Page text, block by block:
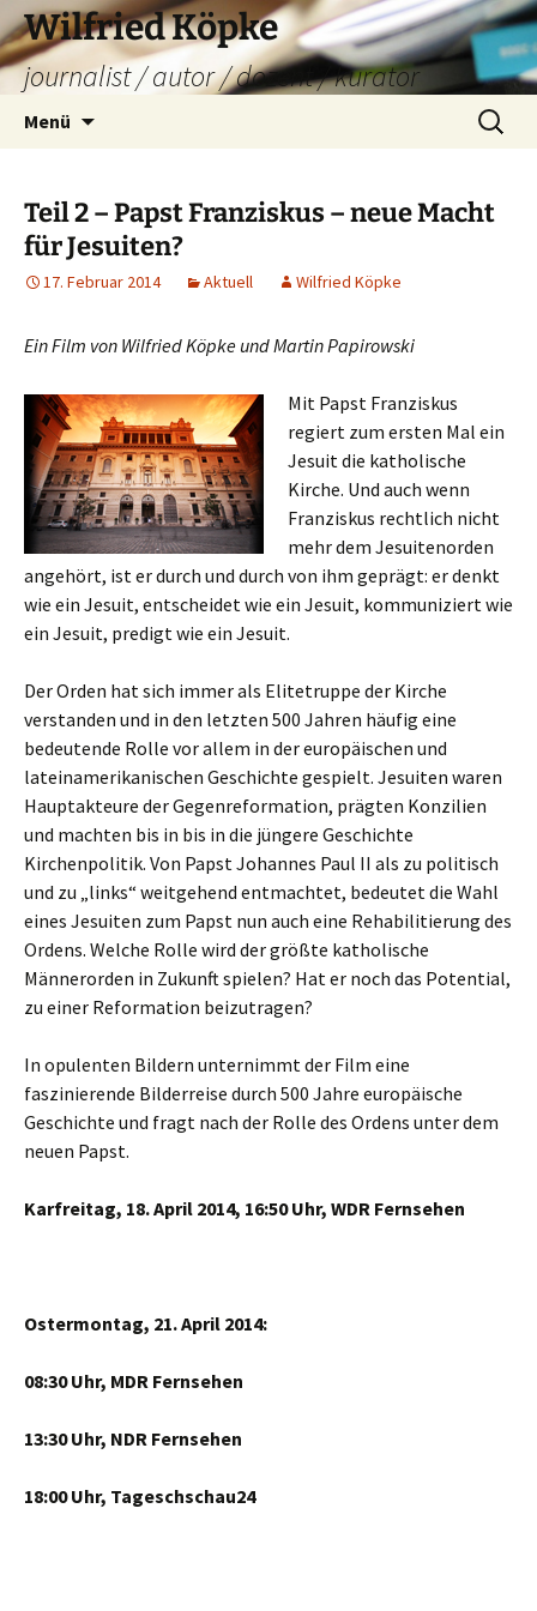
Zum
Inhalt
springen
Wilfried Köpke
journalist / autor / dozent / kurator
Menü
Suchen
nach:
Teil 2 – Papst Franziskus – neue Macht
für Jesuiten?
17. Februar 2014 Aktuell Wilfried Köpke
Ein Film von Wilfried Köpke und Martin Papirowski
Mit Papst Franziskus
regiert zum ersten Mal ein
Jesuit die katholische
Kirche. Und auch wenn
Franziskus rechtlich nicht
mehr dem Jesuitenorden
angehört, ist er durch und durch von ihm geprägt: er denkt
wie ein Jesuit, entscheidet wie ein Jesuit, kommuniziert wie
ein Jesuit, predigt wie ein Jesuit.
Der Orden hat sich immer als Elitetruppe der Kirche
verstanden und in den letzten 500 Jahren häufig eine
bedeutende Rolle vor allem in der europäischen und
lateinamerikanischen Geschichte gespielt. Jesuiten waren
Hauptakteure der Gegenreformation, prägten Konzilien
und machten bis in bis in die jüngere Geschichte
Kirchenpolitik. Von Papst Johannes Paul II als zu politisch
und zu „links“ weitgehend entmachtet, bedeutet die Wahl
eines Jesuiten zum Papst nun auch eine Rehabilitierung des
Ordens. Welche Rolle wird der größte katholische
Männerorden in Zukunft spielen? Hat er noch das Potential,
zu einer Reformation beizutragen?
In opulenten Bildern unternimmt der Film eine
faszinierende Bilderreise durch 500 Jahre europäische
Geschichte und fragt nach der Rolle des Ordens unter dem
neuen Papst.
Karfreitag, 18. April 2014, 16:50 Uhr, WDR Fernsehen
Ostermontag, 21. April 2014:
08:30 Uhr, MDR Fernsehen
13:30 Uhr, NDR Fernsehen
18:00 Uhr, Tageschschau24